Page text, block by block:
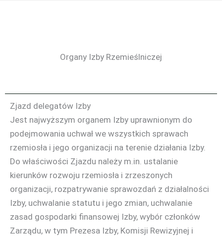
Organy Izby Rzemieślniczej
Zjazd delegatów Izby
Jest najwyższym organem Izby uprawnionym do
podejmowania uchwał we wszystkich sprawach
rzemiosła i jego organizacji na terenie działania Izby.
Do właściwości Zjazdu należy m.in. ustalanie
kierunków rozwoju rzemiosła i zrzeszonych
organizacji, rozpatrywanie sprawozdań z działalności
Izby, uchwalanie statutu i jego zmian, uchwalanie
zasad gospodarki finansowej Izby, wybór członków
Zarządu, w tym Prezesa Izby, Komisji Rewizyjnej i